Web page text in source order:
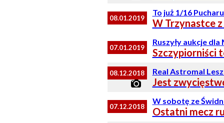
08.01.2019
To już 1/16
W Trzynastce
07.01.2019
Ruszyły aukcje dla
Szczypiorniści
08.12.2018 Real Astromal
Jest
07.12.2018
W sobotę ze
Ostatni mecz